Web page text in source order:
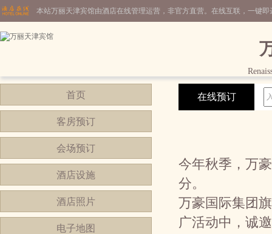
本站万丽天津宾馆由酒店在线管理运营，非官方直营。在线互联，一键
首页
客房预订
会场预订
酒店设施
酒店照片
电子地图
在线预订
今年秋季，万
分。
万豪国际集团
广活动中，诚